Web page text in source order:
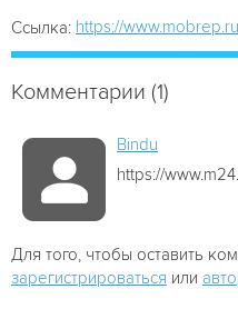
Ссылка: https://
Комментарии (1)
Bindu
https://
Для того, чтобы оставить
зарегистрироваться или